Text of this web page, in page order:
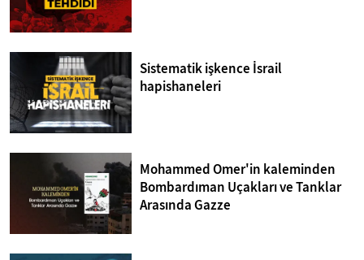
Sistematik işkence İsrail
hapishaneleri
Mohammed Omer'in kaleminden
Bombardıman Uçakları ve Tanklar
Arasında Gazze